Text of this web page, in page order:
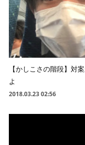
【かしこさの階段】対
よ
2018.03.23 02:56